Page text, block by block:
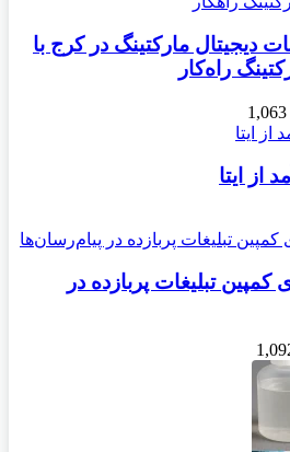
دیجیتال مارکتینگ در کرج با
راه‌کار
1,063
ایتا
تبلیغات پربازده در